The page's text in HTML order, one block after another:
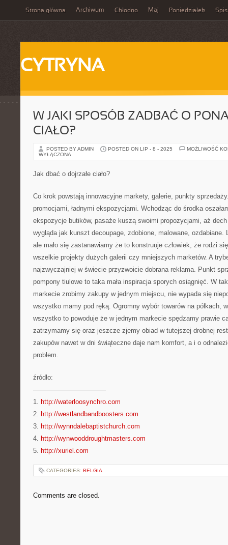
Strona główna Archiwum Chłodno Maj Poniedziałek Spis
CYTRYNA
W JAKI SPOSÓB ZADBAĆ O
CIAŁO?
POSTED BY ADMIN POSTED ON LIP - 8 - 2025
MOŻLIWOŚĆ
WYŁĄCZONA
Jak dbać o dojrzałe ciało?
Co krok powstają innowacyjne markety, galerie, punkty
promocjami, ładnymi ekspozycjami. Wchodząc do środka
ekspozycje butików, pasaże kuszą swoimi propozycjami, aż
wygląda jak kunszt decoupage, zdobione, malowane, ozdabiane.
ale mało się zastanawiamy że to konstruuje człowiek, że rodzi
wszelkie projekty dużych galerii czy mniejszych marketów. A
najzwyczajniej w świecie przyzwoicie dobrana reklama. Punkt
pompony tiulowe to taka mała inspiracja sporych osiągnięć. W
markecie zrobimy zakupy w jednym miejscu, nie wypada się
wszystko mamy pod ręką. Ogromny wybór towarów na półkach,
wszystko to powoduje że w jednym markecie spędzamy prawie
zatrzymamy się oraz jeszcze zjemy obiad w tutejszej drobnej
zakupów nawet w dni świąteczne daje nam komfort, a i o
problem.
źródło:
———————————
1. http://waterloosynchro.com
2. http://westlandbandboosters.com
3. http://wynndalebaptistchurch.com
4. http://wynwooddroughtmasters.com
5. http://xuriel.com
CATEGORIES: BELGIA
Comments are closed.